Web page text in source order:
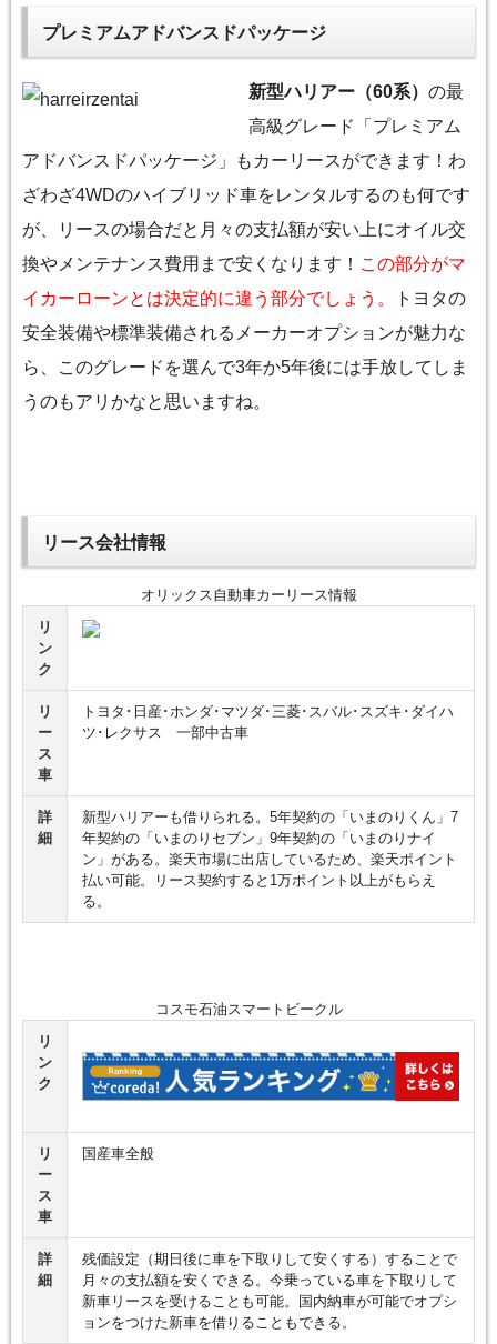
プレミアムアドバンスドパッケージ
新型ハリアー（60系） の最
高級グレード「プレミアム
アドバンスドパッケージ」もカーリースができます！わ
ざわざ4WDのハイブリッド車をレンタルするのも何です
が、リースの場合だと月々の支払額が安い上にオイル交
換やメンテナンス費用まで安くなります！ この部分がマ
イカーローンとは決定的に違う部分でしょう。
トヨタの
安全装備や標準装備されるメーカーオプションが魅力な
ら、このグレードを選んで3年か5年後には手放してしま
うのもアリかなと思いますね。
リース会社情報
オリックス自動車カーリース情報
リ
ン
ク
リ
ー
ス
車
トヨタ･日産･ホンダ･マツダ･三菱･スバル･スズキ･ダイハ
ツ･レクサス 一部中古車
詳
細
新型ハリアーも借りられる。5年契約の「いまのりくん」7
年契約の「いまのりセブン」9年契約の「いまのりナイ
ン」がある。楽天市場に出店しているため、楽天ポイント
払い可能。リース契約すると1万ポイント以上がもらえ
る。
コスモ石油スマートビークル
リ
ン
ク
リ
ー
ス
車
国産車全般
詳
細
残価設定（期日後に車を下取りして安くする）することで
月々の支払額を安くできる。今乗っている車を下取りして
新車リースを受けることも可能。国内納車が可能でオプシ
ョンをつけた新車を借りることもできる。